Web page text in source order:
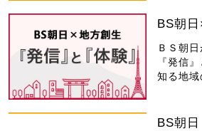
BS朝
ＢＳ朝
『発信
知る地域
BS朝